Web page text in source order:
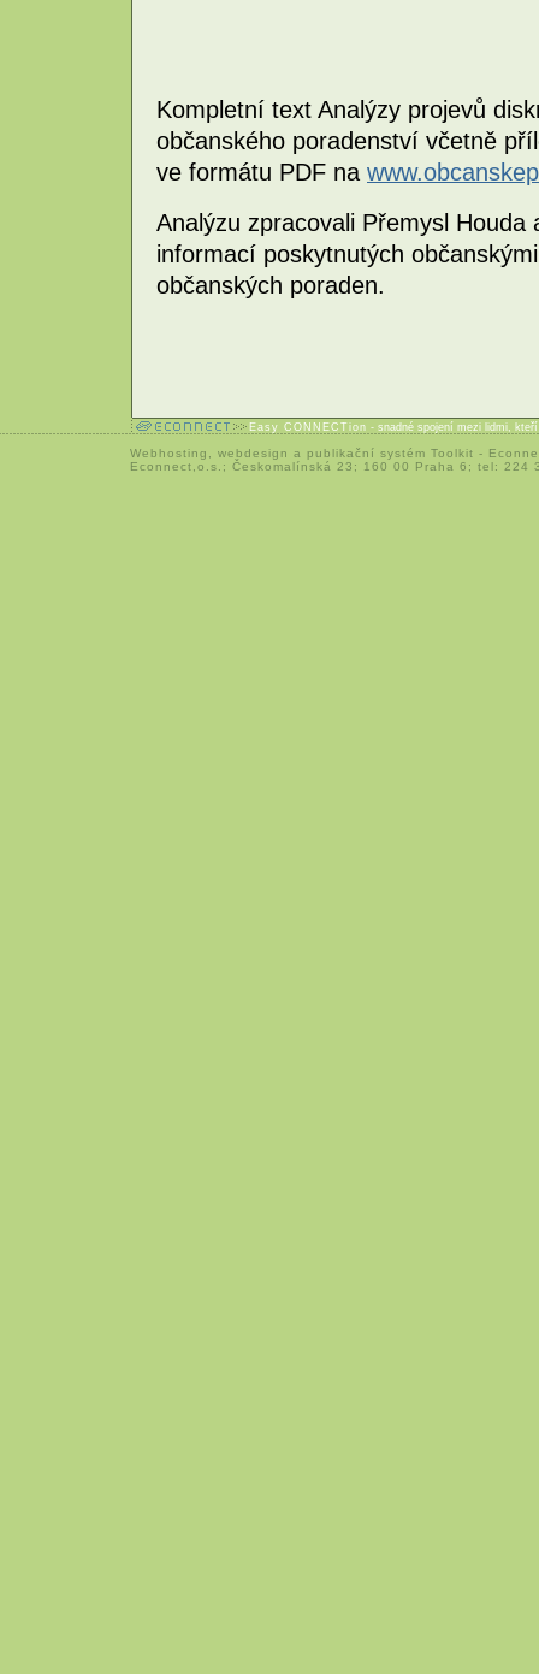
Kompletní text Analýzy projevů
občanského poradenství včetně
ve formátu PDF na
Analýzu zpracovali Přemysl
informací poskytnutých
občanských poraden.
Easy CONNECTion - snadné spojení mezi lidmi,
Webhosting webdesign a publikační systém Toolkit -
Econnect,o.s.; Českomalínská 23; 160 00 Praha 6; tel: 224